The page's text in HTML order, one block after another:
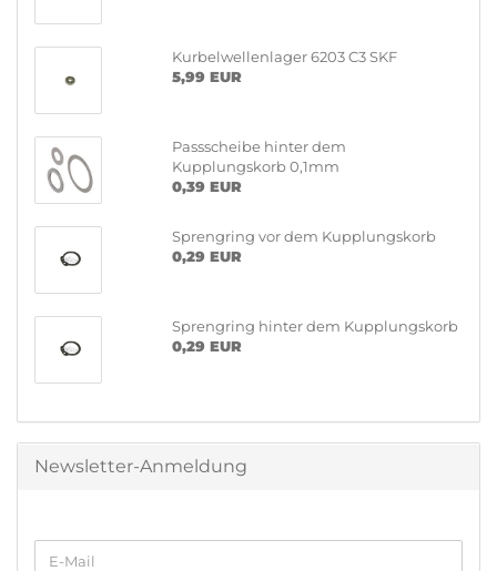
Kurbelwellenlager 6203 C3 SKF
5,99 EUR
Passscheibe hinter dem
Kupplungskorb 0,1mm
0,39 EUR
Sprengring vor dem Kupplungskorb
0,29 EUR
Sprengring hinter dem Kupplungskorb
0,29 EUR
Newsletter-Anmeldung
E-